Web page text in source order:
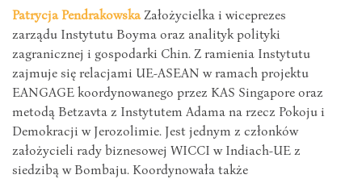
Patrycja Pendrakowska Założycielka i wiceprezes
zarządu Instytutu Boyma oraz analityk polityki
zagranicznej i gospodarki Chin. Z ramienia Instytutu
zajmuje się relacjami UE-ASEAN w ramach projektu
EANGAGE koordynowanego przez KAS Singapore oraz
metodą Betzavta z Instytutem Adama na rzecz Pokoju i
Demokracji w Jerozolimie. Jest jednym z członków
założycieli rady biznesowej WICCI w Indiach-UE z
siedzibą w Bombaju. Koordynowała także